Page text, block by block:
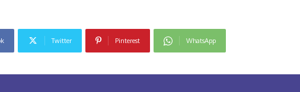
Twitter Pinterest WhatsApp